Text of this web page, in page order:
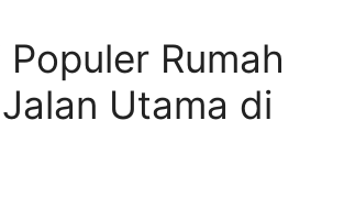
Rumah
Utama di